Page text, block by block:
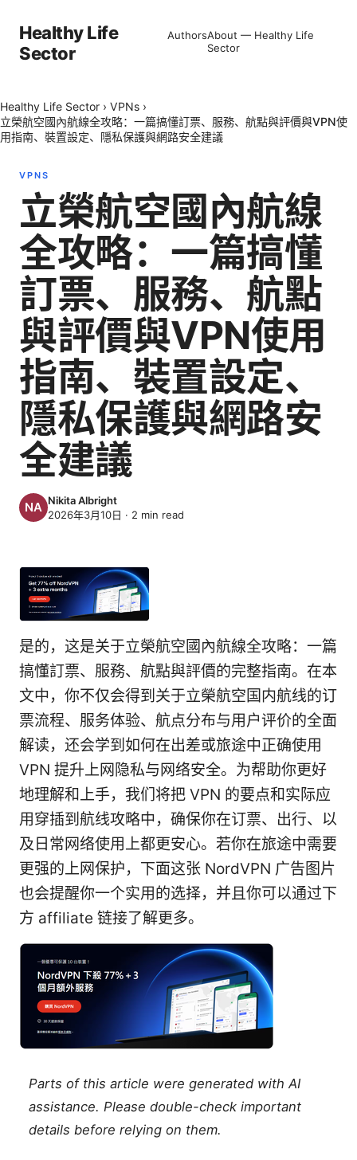
Healthy Life
Sector
AuthorsAbout — Healthy Life
Sector
Healthy Life Sector › VPNs ›
立榮航空國內航線全攻略：一篇搞懂訂票、服務、航點與評價與VPN使
用指南、裝置設定、隱私保護與網路安全建議
VPNS
立榮航空國內航線
全攻略：一篇搞懂
訂票、服務、航點
與評價與VPN使用
指南、裝置設定、
隱私保護與網路安
全建議
Nikita Albright
2026年3月10日 · 2 min read
是的，这是关于立榮航空國內航線全攻略：一篇
搞懂訂票、服務、航點與評價的完整指南。在本
文中，你不仅会得到关于立榮航空国内航线的订
票流程、服务体验、航点分布与用户评价的全面
解读，还会学到如何在出差或旅途中正确使用
VPN 提升上网隐私与网络安全。为帮助你更好
地理解和上手，我们将把 VPN 的要点和实际应
用穿插到航线攻略中，确保你在订票、出行、以
及日常网络使用上都更安心。若你在旅途中需要
更强的上网保护，下面这张 NordVPN 广告图片
也会提醒你一个实用的选择，并且你可以通过下
方 affiliate 链接了解更多。
Parts of this article were generated with AI
assistance. Please double-check important
details before relying on them.